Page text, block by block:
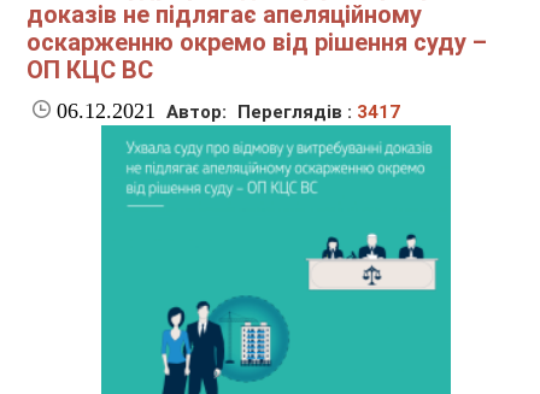
доказів не підлягає апеляційному
оскарженню окремо від рішення суду –
ОП КЦС ВС
06.12.2021 Автор: Переглядів : 3417